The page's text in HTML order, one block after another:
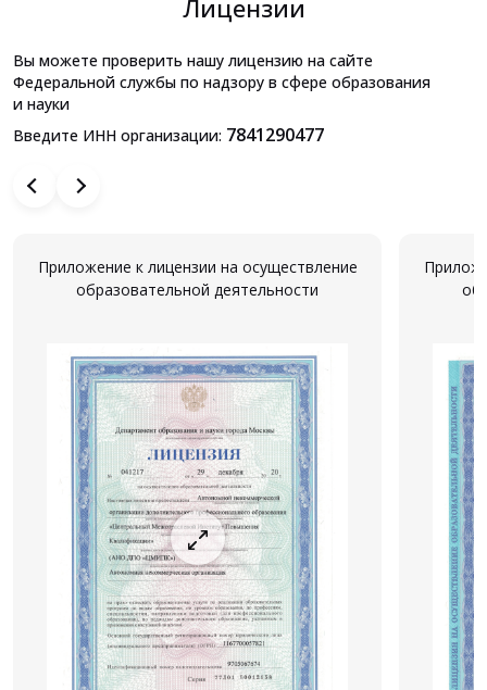
Лицензии
Вы можете проверить нашу лицензию на сайте
Федеральной службы по надзору в сфере образования
и науки
Введите ИНН организации: 7841290477
Приложение к лицензии на осуществление
образовательной деятельности